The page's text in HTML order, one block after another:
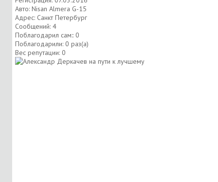
Авто: Nisan Almera G-15
Адрес: Санкт Петербург
Сообщений: 4
Поблагодарил сам:: 0
Поблагодарили: 0 раз(а)
Вес репутации: 0